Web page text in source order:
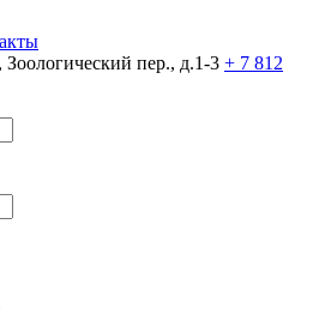
Зоологический пер., д.1-3 + 7 812